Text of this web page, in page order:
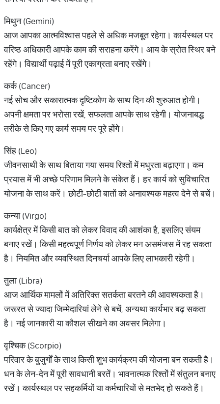
मिथुन (Gemini)
आज आपका आत्मविश्वास पहले से अधिक मजबूत रहेगा। कार्यस्थल पर
वरिष्ठ अधिकारी आपके काम की सराहना करेंगे। आय के स्रोत स्थिर बने
रहेंगे। विद्यार्थी पढ़ाई में पूरी एकाग्रता बनाए रखेंगे।
कर्क (Cancer)
नई सोच और सकारात्मक दृष्टिकोण के साथ दिन की शुरुआत होगी।
अपनी क्षमता पर भरोसा रखें, सफलता आपके साथ रहेगी। योजनाबद्ध
तरीके से किए गए कार्य समय पर पूरे होंगे।
सिंह (Leo)
जीवनसाथी के साथ बिताया गया समय रिश्तों में मधुरता बढ़ाएगा। कम
प्रयास में भी अच्छे परिणाम मिलने के संकेत हैं। हर कार्य को सुविचारित
योजना के साथ करें। छोटी-छोटी बातों को अनावश्यक महत्व देने से बचें।
कन्या (Virgo)
कार्यक्षेत्र में किसी बात को लेकर विवाद की आशंका है, इसलिए संयम
बनाए रखें। किसी महत्वपूर्ण निर्णय को लेकर मन असमंजस में रह सकता
है। नियमित और व्यवस्थित दिनचर्या आपके लिए लाभकारी रहेगी।
तुला (Libra)
आज आर्थिक मामलों में अतिरिक्त सतर्कता बरतने की आवश्यकता है।
जरूरत से ज्यादा जिम्मेदारियां लेने से बचें, अन्यथा कार्यभार बढ़ सकता
है। नई जानकारी या कौशल सीखने का अवसर मिलेगा।
वृश्चिक (Scorpio)
परिवार के बुजुर्गों के साथ किसी शुभ कार्यक्रम की योजना बन सकती है।
धन के लेन-देन में पूरी सावधानी बरतें। भावनात्मक रिश्तों में संतुलन बनाए
रखें। कार्यस्थल पर सहकर्मियों या कर्मचारियों से मतभेद हो सकते हैं।